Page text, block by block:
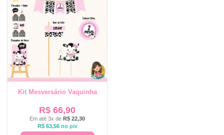
Kit Mesversário Vaquinha
R$ 66,90
Em até 3x de R$ 22,30
R$63,56 no pix